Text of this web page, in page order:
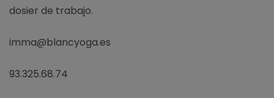
dosier de trabajo.
imma@blancyoga.es
93.325.68.74